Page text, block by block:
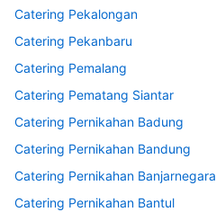
Catering Pekalongan
Catering Pekanbaru
Catering Pemalang
Catering Pematang Siantar
Catering Pernikahan Badung
Catering Pernikahan Bandung
Catering Pernikahan Banjarnegara
Catering Pernikahan Bantul